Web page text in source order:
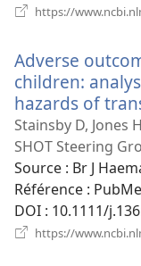
https://
Adverse
children:
hazards of
Stainsby D, Jones
SHOT Steering
Source ‎: Br J
Référence ‎:
DOI ‎: 10.1111/
https://